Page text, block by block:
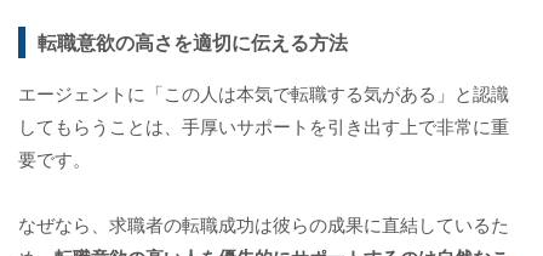
転職意欲の高さを適切に伝える方法
エージェントに「この人は本気で転職する気がある」と認識
してもらうことは、手厚いサポートを引き出す上で非常に重
要です。
なぜなら、求職者の転職成功は彼らの成果に直結しているた